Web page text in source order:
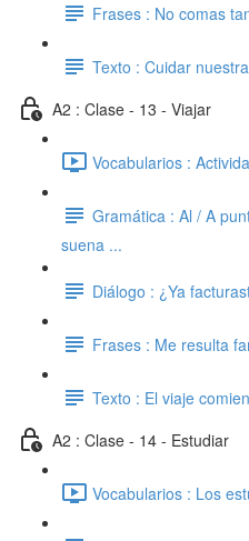
Frases : No comas
Texto : Cuidar
A2 : Clase - 13 - Viajar
Vocabularios :
Gramática : Al / A
suena ...
Diálogo : ¿Ya
Frases : Me resulta
Texto : El viaje
A2 : Clase - 14 - Estudiar
Vocabularios : Los